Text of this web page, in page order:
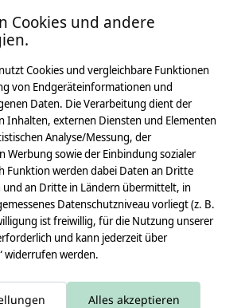
Sorge, wir übertreiben es nicht
Cookies und andere
Cookies und vergleichbare Funktionen
von Endgeräteinformationen und
Daten. Die Verarbeitung dient der
Inhalten, externen Diensten und Elementen
Analyse/Messung, der
Werbung sowie der Einbindung sozialer
Funktion werden dabei Daten an Dritte
und an Dritte in Ländern übermittelt, in
Datenschutzniveau vorliegt (z. B.
ist freiwillig, für die Nutzung unserer
und kann jederzeit über
widerrufen werden.
Alles akzeptieren